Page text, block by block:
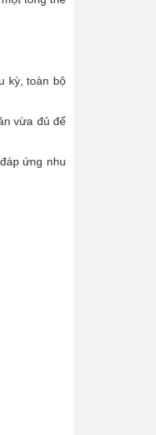
kỳ, toàn bộ
vừa đủ để
ứng nhu